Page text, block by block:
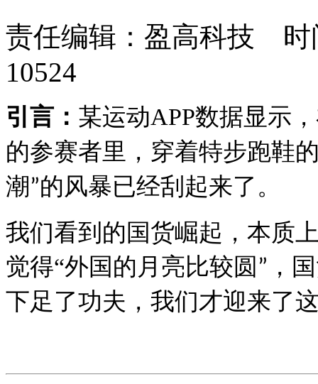
责任编辑：盈高科技 时
10524
引言： 某运动APP数据显示
的参赛者里，穿着特步跑鞋
潮 ”的风暴已经刮起来了。
我们看到的国货崛起，本质
觉得“外国的月亮比较圆 ” ，
下足了功夫，我们才迎来了